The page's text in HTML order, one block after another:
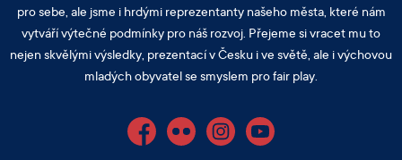
pro sebe, ale jsme i hrdými reprezentanty našeho města, které nám
vytváří výtečné podmínky pro náš rozvoj. Přejeme si vracet mu to
nejen skvělými výsledky, prezentací v Česku i ve světě, ale i výchovou
mladých obyvatel se smyslem pro fair play.
FacebookFlickr InstagramYouTube